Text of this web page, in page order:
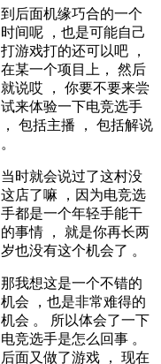
到后面机缘巧合的一个
时间呢 ，也是可能自己
打游戏打的还可以吧 ，
在某一个项目上， 然后
就说哎 ， 你要不要来尝
试来体验一下电竞选手
， 包括主播 ， 包括解说
。
当时就会说过了这村没
这店了嘛 ，因为电竞选
手都是一个年轻手能干
的事情 ， 就是你再长两
岁也没有这个机会了 。
那我想这是一个不错的
机会 ，也是非常难得的
机会 。 所以体会了一下
电竞选手是怎么回事 。
后面又做了游戏 ， 现在